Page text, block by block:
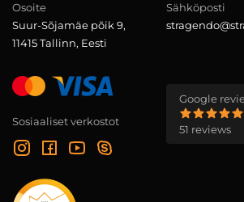
Osoite
Suur-Sõjamäe põik 9,
11415 Tallinn, Eesti
Sähköposti
Sosiaaliset verkostot
Google
51 reviews